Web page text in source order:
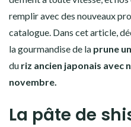
remplir avec des nouveaux
catalogue. Dans cet article,
la gourmandise de la prune
du riz ancien japonais avec
novembre.
La pâte de